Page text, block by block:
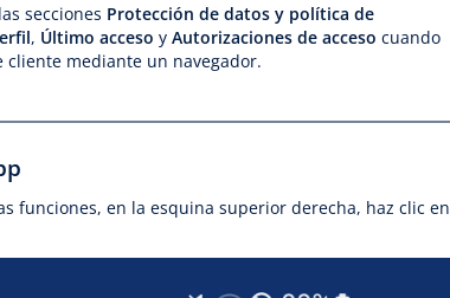
secciones Protección de datos y política de
, Último acceso y Autorizaciones de acceso cuando
mediante un navegador.
funciones, en la esquina superior derecha, haz clic en